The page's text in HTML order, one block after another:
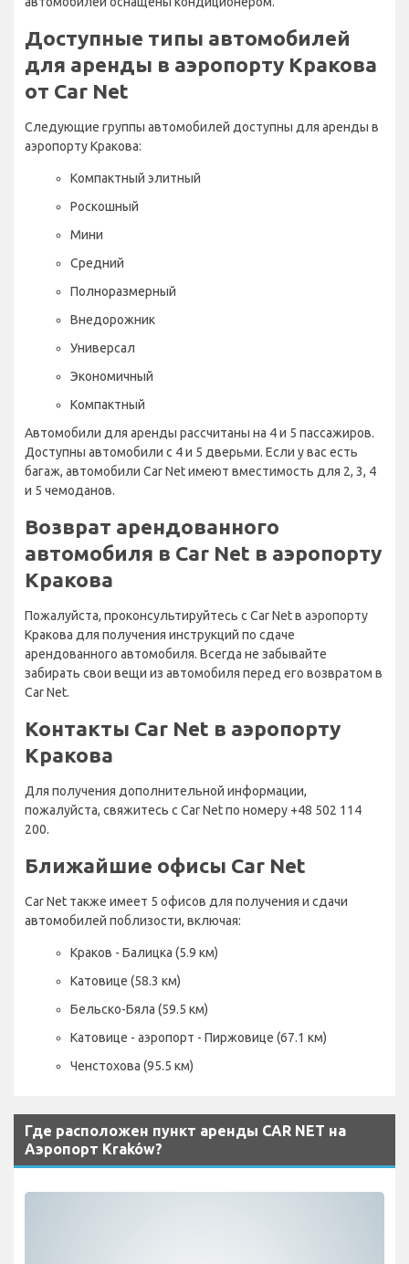
Доступные типы автомобилей
для аренды в аэропорту Кракова
от Car Net
Следующие группы автомобилей доступны для аренды в
аэропорту Кракова:
Компактный элитный
Роскошный
Мини
Средний
Полноразмерный
Внедорожник
Универсал
Экономичный
Компактный
Автомобили для аренды рассчитаны на 4 и 5 пассажиров.
Доступны автомобили с 4 и 5 дверьми. Если у вас есть
багаж, автомобили Car Net имеют вместимость для 2, 3, 4
и 5 чемоданов.
Возврат арендованного
автомобиля в Car Net в аэропорту
Кракова
Пожалуйста, проконсультируйтесь с Car Net в аэропорту
Кракова для получения инструкций по сдаче
арендованного автомобиля. Всегда не забывайте
забирать свои вещи из автомобиля перед его возвратом в
Car Net.
Контакты Car Net в аэропорту
Кракова
Для получения дополнительной информации,
пожалуйста, свяжитесь с Car Net по номеру +48 502 114
200.
Ближайшие офисы Car Net
Car Net также имеет 5 офисов для получения и сдачи
автомобилей поблизости, включая:
Краков - Балицка (5.9 км)
Катовице (58.3 км)
Бельско-Бяла (59.5 км)
Катовице - аэропорт - Пиржовице (67.1 км)
Ченстохова (95.5 км)
Где расположен пункт аренды CAR NET на
Аэропорт Kraków?